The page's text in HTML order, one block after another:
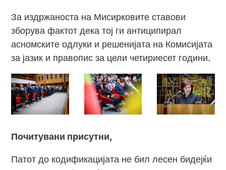
За издржаноста на Мисирковите ставови
зборува фактот дека тој ги антиципирал
асномските одлуки и решенијата на Комисијата
за јазик и правопис за цели четириесет години.
Почитувани присутни,
Патот до кодификацијата не бил лесен бидејќи